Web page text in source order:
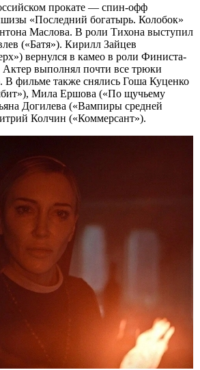
прокате — спин-офф
«Последний богатырь. Колобок»
Маслова. В роли Тихона выступил
(«Батя»). Кирилл Зайцев
вернулся в камео в роли Финиста-
Актер выполнял почти все трюки
В фильме также снялись Гоша Куценко
Мила Ершова («По щучьему
Догилева («Вампиры средней
Колчин («Коммерсант»).